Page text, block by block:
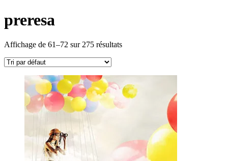
preresa
Affichage de 61–72 sur 275 résultats